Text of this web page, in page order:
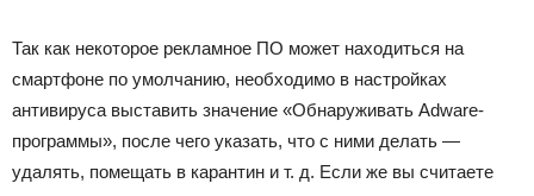
Так как некоторое рекламное ПО может находиться на
смартфоне по умолчанию, необходимо в настройках
антивируса выставить значение «Обнаруживать Adware-
программы», после чего указать, что с ними делать —
удалять, помещать в карантин и т. д. Если же вы считаете